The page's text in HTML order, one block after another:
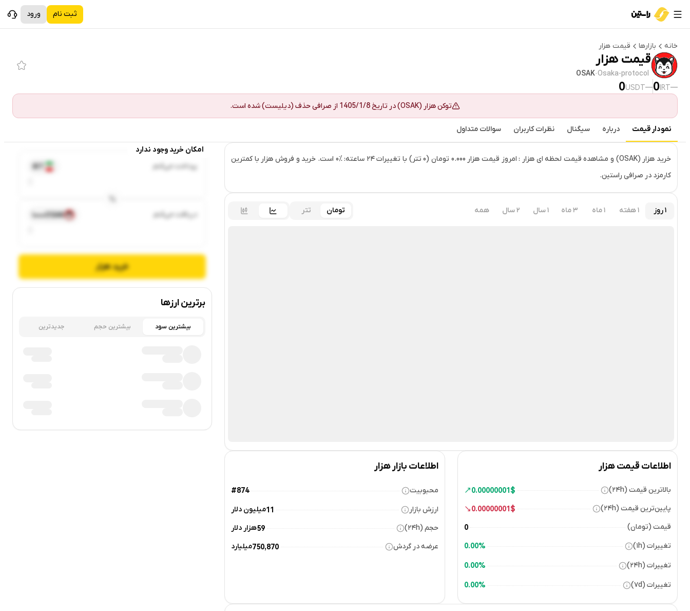
ثبت نام ورود
خانه بازارها قیمت هزار
قیمت هزار
Osaka-protocol
·
OSAK
—
IRT
0
—
USDT
0
توکنهزار (
OSAK) در تاریخ1405/1/8 از صرافی حذف (دیلیست) شده است.
نمودار قیمت درباره سیگنال نظرات کاربران سوالات متداول
قیمت لحظه‌ایهزار
خرید هزار (OSAK) و مشاهده قیمت لحظه ای هزار : امروز قیمت هزار 0.000 تومان (0 تتر) با تغییرات ۲۴ ساعته: ‎0% است. خرید و فروش هزار با کمترین
کارمزد در صرافی راستین.
۱ روز ۱ هفته ۱ ماه ۳ ماه ۱ سال ۲ سال همه تومان تتر
اطلاعات قیمت هزار
بالاترین قیمت (۲۴h) $
0.00000001
پایین‌ترین قیمت (۲۴h) $
0.00000001
قیمت (تومان) 0
تغییرات (۱h) 0.00%
تغییرات (۲۴h) 0.00%
تغییرات (۷d) 0.00%
اطلاعات بازار هزار
محبوبیت #874
ارزش بازار 11میلیون دلار
حجم (۲۴h)
59هزار دلار
عرضه در گردش
750,870میلیارد
امکان خرید وجود ندارد
پرداخت می‌کنم
IRT
دریافت می‌کنم 1000OSAK
خریدهزار
برترین ارزها
بیشترین سود بیشترین حجم جدیدترین